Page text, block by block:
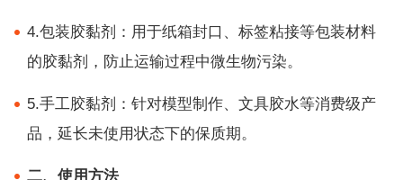
4.包装胶黏剂：用于纸箱封口、标签粘接等包装材料
的胶黏剂，防止运输过程中微生物污染。
5.手工胶黏剂：针对模型制作、文具胶水等消费级产
品，延长未使用状态下的保质期。
二、使用方法